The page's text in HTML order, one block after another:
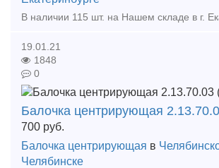
19.01.21
1848
0
Балочка центрирующая
700 руб.
Балочка центрирующая в
Челябинске